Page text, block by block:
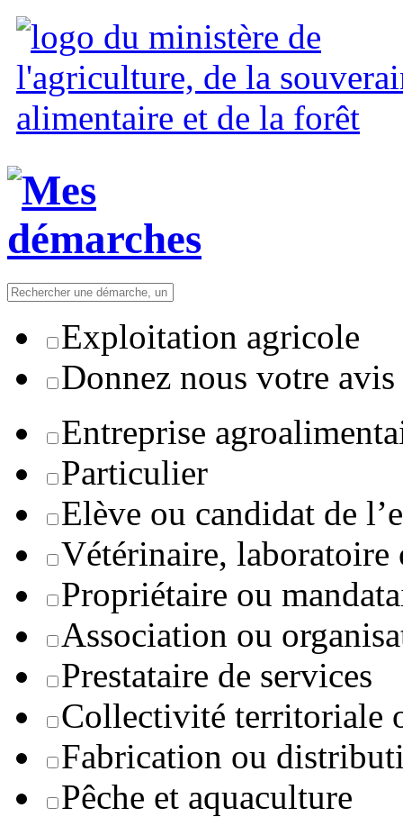
Exploitation agricole
Donnez nous votre avis
Entreprise
Particulier
Elève ou candidat de
Vétérinaire, laboratoire
Propriétaire ou
Association ou
Prestataire de services
Collectivité territoriale
Fabrication ou
Pêche et aquaculture